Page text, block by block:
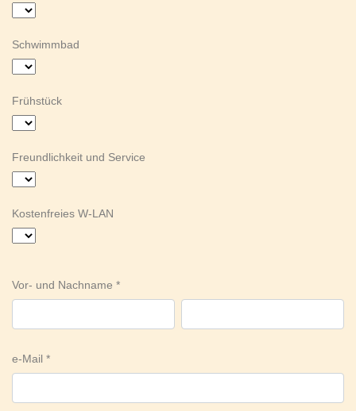
Schwimmbad
Frühstück
Freundlichkeit und Service
Kostenfreies W-LAN
Vor- und Nachname
e-Mail